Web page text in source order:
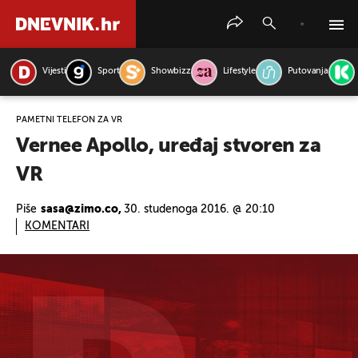
Vijesti Sport Showbizz Lifestyle Putovanja
PAMETNI TELEFON ZA VR
Vernee Apollo, uređaj stvoren za
VR
Piše sasa@zimo.co, 30. studenoga 2016. @ 20:10
KOMENTARI
PRETRAŽITE VIJESTI